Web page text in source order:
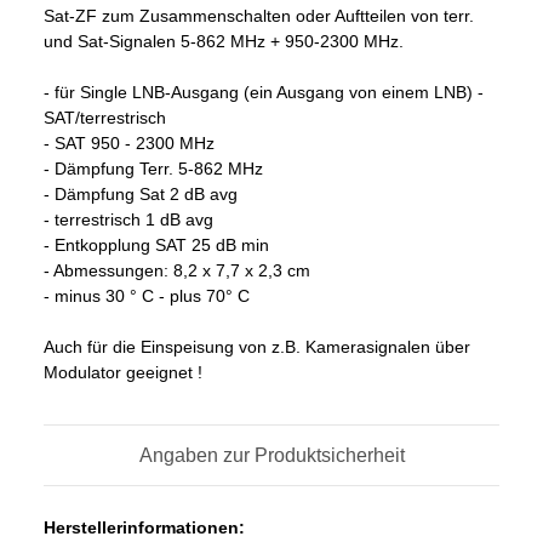
Sat-ZF zum Zusammenschalten oder Auftteilen von terr.
und Sat-Signalen 5-862 MHz + 950-2300 MHz.
- für Single LNB-Ausgang (ein Ausgang von einem LNB) -
SAT/terrestrisch
- SAT 950 - 2300 MHz
- Dämpfung Terr. 5-862 MHz
- Dämpfung Sat 2 dB avg
- terrestrisch 1 dB avg
- Entkopplung SAT 25 dB min
- Abmessungen: 8,2 x 7,7 x 2,3 cm
- minus 30 ° C - plus 70° C
Auch für die Einspeisung von z.B. Kamerasignalen über
Modulator geeignet !
Angaben zur Produktsicherheit
Herstellerinformationen: